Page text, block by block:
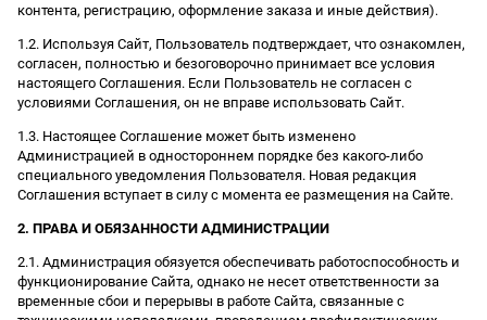
контента, регистрацию, оформление заказа и иные действия).
1.2. Используя Сайт, Пользователь подтверждает, что ознакомлен,
согласен, полностью и безоговорочно принимает все условия
настоящего Соглашения. Если Пользователь не согласен с
условиями Соглашения, он не вправе использовать Сайт.
1.3. Настоящее Соглашение может быть изменено
Администрацией в одностороннем порядке без какого-либо
специального уведомления Пользователя. Новая редакция
Соглашения вступает в силу с момента ее размещения на Сайте.
2. ПРАВА И ОБЯЗАННОСТИ АДМИНИСТРАЦИИ
2.1. Администрация обязуется обеспечивать работоспособность и
функционирование Сайта, однако не несет ответственности за
временные сбои и перерывы в работе Сайта, связанные с